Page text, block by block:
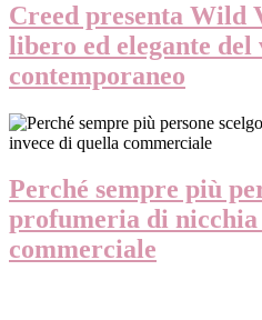
Creed presenta Wild
libero ed elegante del
contemporaneo
Perché sempre più
profumeria di nicchia
commerciale